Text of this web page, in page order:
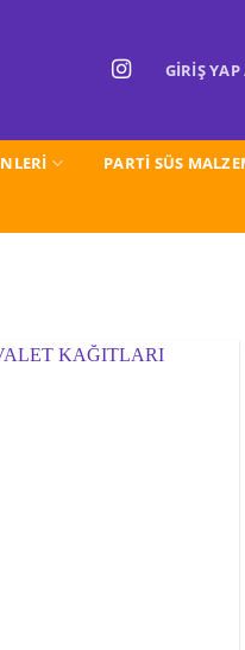
GIRIŞ
PARTI SÜS